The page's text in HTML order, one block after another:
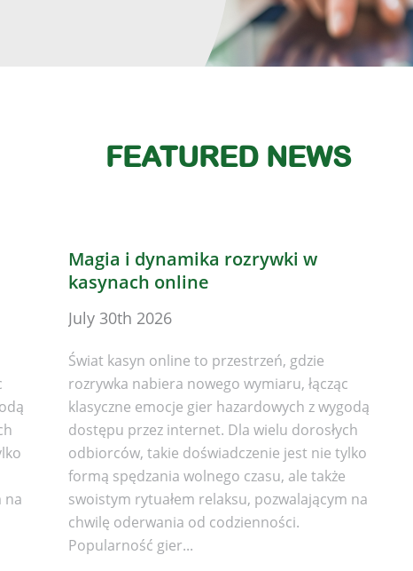
FEATURED NEWS
na
Magia i dynamika rozrywki w
kasynach online
July 30th 2026
Świat kasyn online to przestrzeń, gdzie
rozrywka nabiera nowego wymiaru, łącząc
klasyczne emocje gier hazardowych z wygodą
dostępu przez internet. Dla wielu dorosłych
odbiorców, takie doświadczenie jest nie tylko
formą spędzania wolnego czasu, ale także
swoistym rytuałem relaksu, pozwalającym na
chwilę oderwania od codzienności.
Popularność gier...